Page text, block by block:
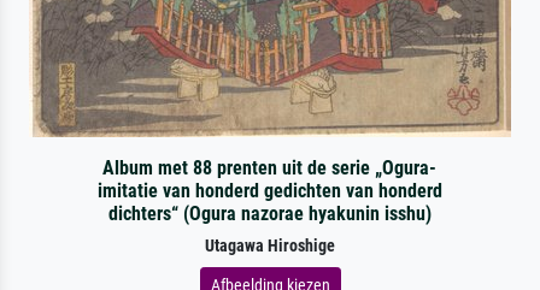
Album met 88 prenten uit de serie „Ogura-
imitatie van honderd gedichten van honderd
dichters“ (Ogura nazorae hyakunin isshu)
Utagawa Hiroshige
Afbeelding kiezen